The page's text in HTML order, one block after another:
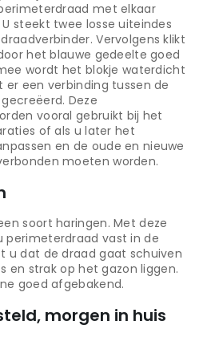
met elkaar
steekt twee losse uiteindes
Vervolgens klikt
het blauwe gedeelte goed
wordt het blokje waterdicht
er een verbinding tussen de
Deze
vooral gebruikt bij het
of als u later het
en de oude en nieuwe
moeten worden.
soort haringen. Met deze
perimeterdraad vast in de
u dat de draad gaat schuiven
en strak op het gazon liggen.
goed afgebakend.
morgen in huis